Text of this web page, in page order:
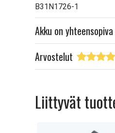
B31N1726-1
Akku on
Arvostelut
Liittyvät